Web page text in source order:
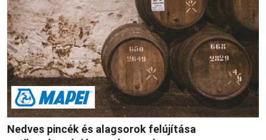
Nedves pincék és alagsorok felújítása